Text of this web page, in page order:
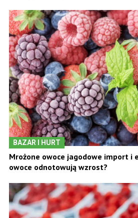
BAZAR I HURT
Mrożone owoce jagodowe import i
owoce odnotowują wzrost?